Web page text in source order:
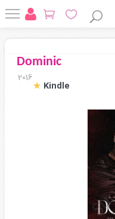
Dominic
2016
Kindle